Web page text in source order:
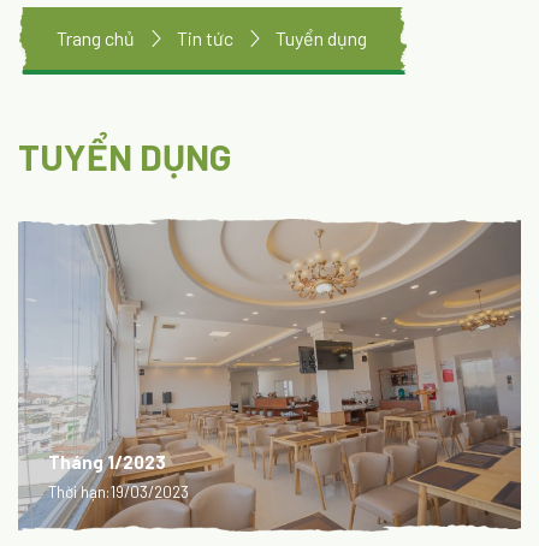
Trang chủ Tin tức Tuyển dụng
TUYỂN DỤNG
Tháng 1/2023
Thời hạn:19/03/2023